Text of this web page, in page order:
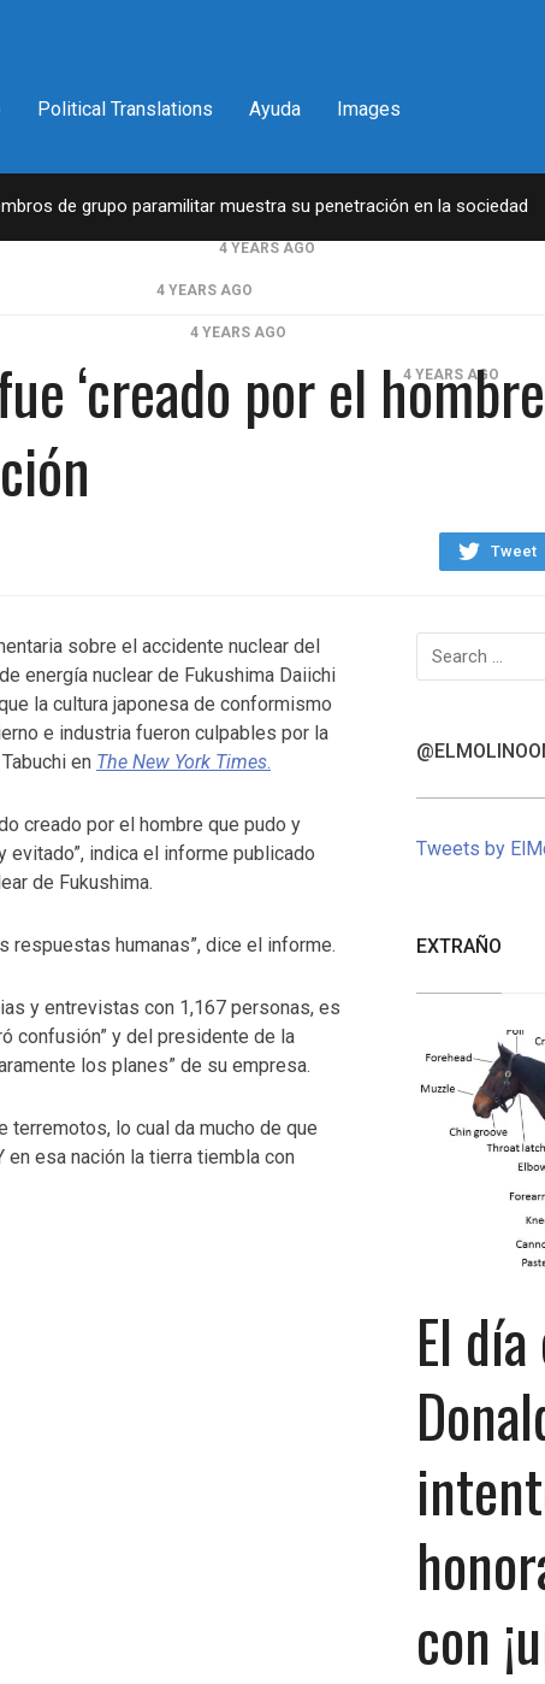
Political Translations Ayuda Images
de grupo paramilitar muestra su penetración en la sociedad
George Santos 4 YEARS AGO
4 YEARS AGO
4 YEARS AGO
de impuestos de Donald Trump 4 YEARS AGO
Rhodes, fundador de violento, grupo paramilitar
‘creado por el
Tweet
sobre el accidente nuclear del
energía nuclear de Fukushima Daiichi
la cultura japonesa de conformismo
e industria fueron culpables por la
en The New York Times.
creado por el hombre que pudo y
indica el informe publicado
de Fukushima.
humanas”, dice el informe.
y entrevistas con 1,167 personas, es
confusión” y del presidente de la
los planes” de su empresa.
terremotos, lo cual da mucho de que
esa nación la tierra tiembla con
Search
for:
Tweets by
EXTRAÑO
El
con